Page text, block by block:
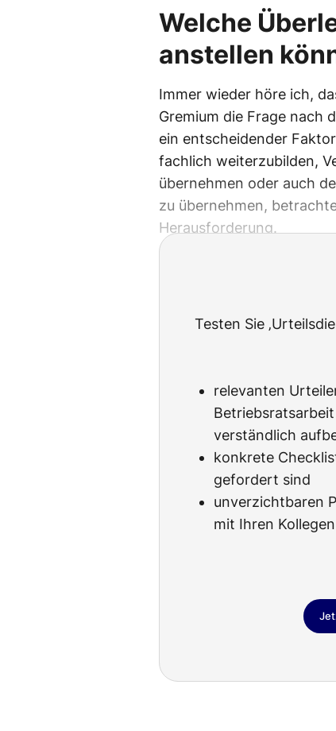
Welche
anstellen
Immer wieder höre ich,
Gremium die Frage nach
ein entscheidender
fachlich weiterzubilden,
übernehmen oder auch
zu übernehmen,
Herausforderung.
Testen Sie
relevanten
verständlich
konkrete
gefordert sind
unverzichtbaren
mit Ihren